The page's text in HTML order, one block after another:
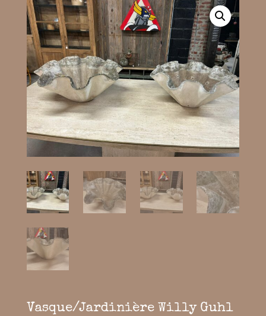
Vasque/Jardinière Willy Guhl